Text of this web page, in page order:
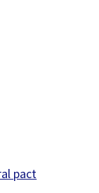
pact